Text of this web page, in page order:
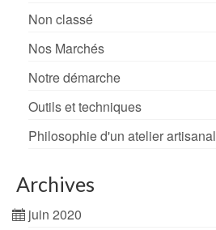
Non classé
Nos Marchés
Notre démarche
Outils et techniques
Philosophie d'un atelier artisanal
Archives
juin 2020